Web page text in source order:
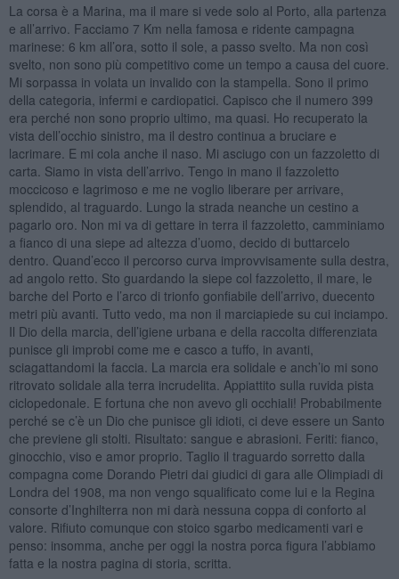
La corsa è a Marina, ma il mare si vede solo al Porto, alla partenza
e all’arrivo. Facciamo 7 Km nella famosa e ridente campagna
marinese: 6 km all’ora, sotto il sole, a passo svelto. Ma non così
svelto, non sono più competitivo come un tempo a causa del cuore.
Mi sorpassa in volata un invalido con la stampella. Sono il primo
della categoria, infermi e cardiopatici. Capisco che il numero 399
era perché non sono proprio ultimo, ma quasi. Ho recuperato la
vista dell’occhio sinistro, ma il destro continua a bruciare e
lacrimare. E mi cola anche il naso. Mi asciugo con un fazzoletto di
carta. Siamo in vista dell’arrivo. Tengo in mano il fazzoletto
moccicoso e lagrimoso e me ne voglio liberare per arrivare,
splendido, al traguardo. Lungo la strada neanche un cestino a
pagarlo oro. Non mi va di gettare in terra il fazzoletto, camminiamo
a fianco di una siepe ad altezza d’uomo, decido di buttarcelo
dentro. Quand’ecco il percorso curva improvvisamente sulla destra,
ad angolo retto. Sto guardando la siepe col fazzoletto, il mare, le
barche del Porto e l’arco di trionfo gonfiabile dell’arrivo, duecento
metri più avanti. Tutto vedo, ma non il marciapiede su cui inciampo.
Il Dio della marcia, dell’igiene urbana e della raccolta differenziata
punisce gli improbi come me e casco a tuffo, in avanti,
sciagattandomi la faccia. La marcia era solidale e anch’io mi sono
ritrovato solidale alla terra incrudelita. Appiattito sulla ruvida pista
ciclopedonale. E fortuna che non avevo gli occhiali! Probabilmente
perché se c’è un Dio che punisce gli idioti, ci deve essere un Santo
che previene gli stolti. Risultato: sangue e abrasioni. Feriti: fianco,
ginocchio, viso e amor proprio. Taglio il traguardo sorretto dalla
compagna come Dorando Pietri dai giudici di gara alle Olimpiadi di
Londra del 1908, ma non vengo squalificato come lui e la Regina
consorte d’Inghilterra non mi darà nessuna coppa di conforto al
valore. Rifiuto comunque con stoico sgarbo medicamenti vari e
penso: insomma, anche per oggi la nostra porca figura l’abbiamo
fatta e la nostra pagina di storia, scritta.